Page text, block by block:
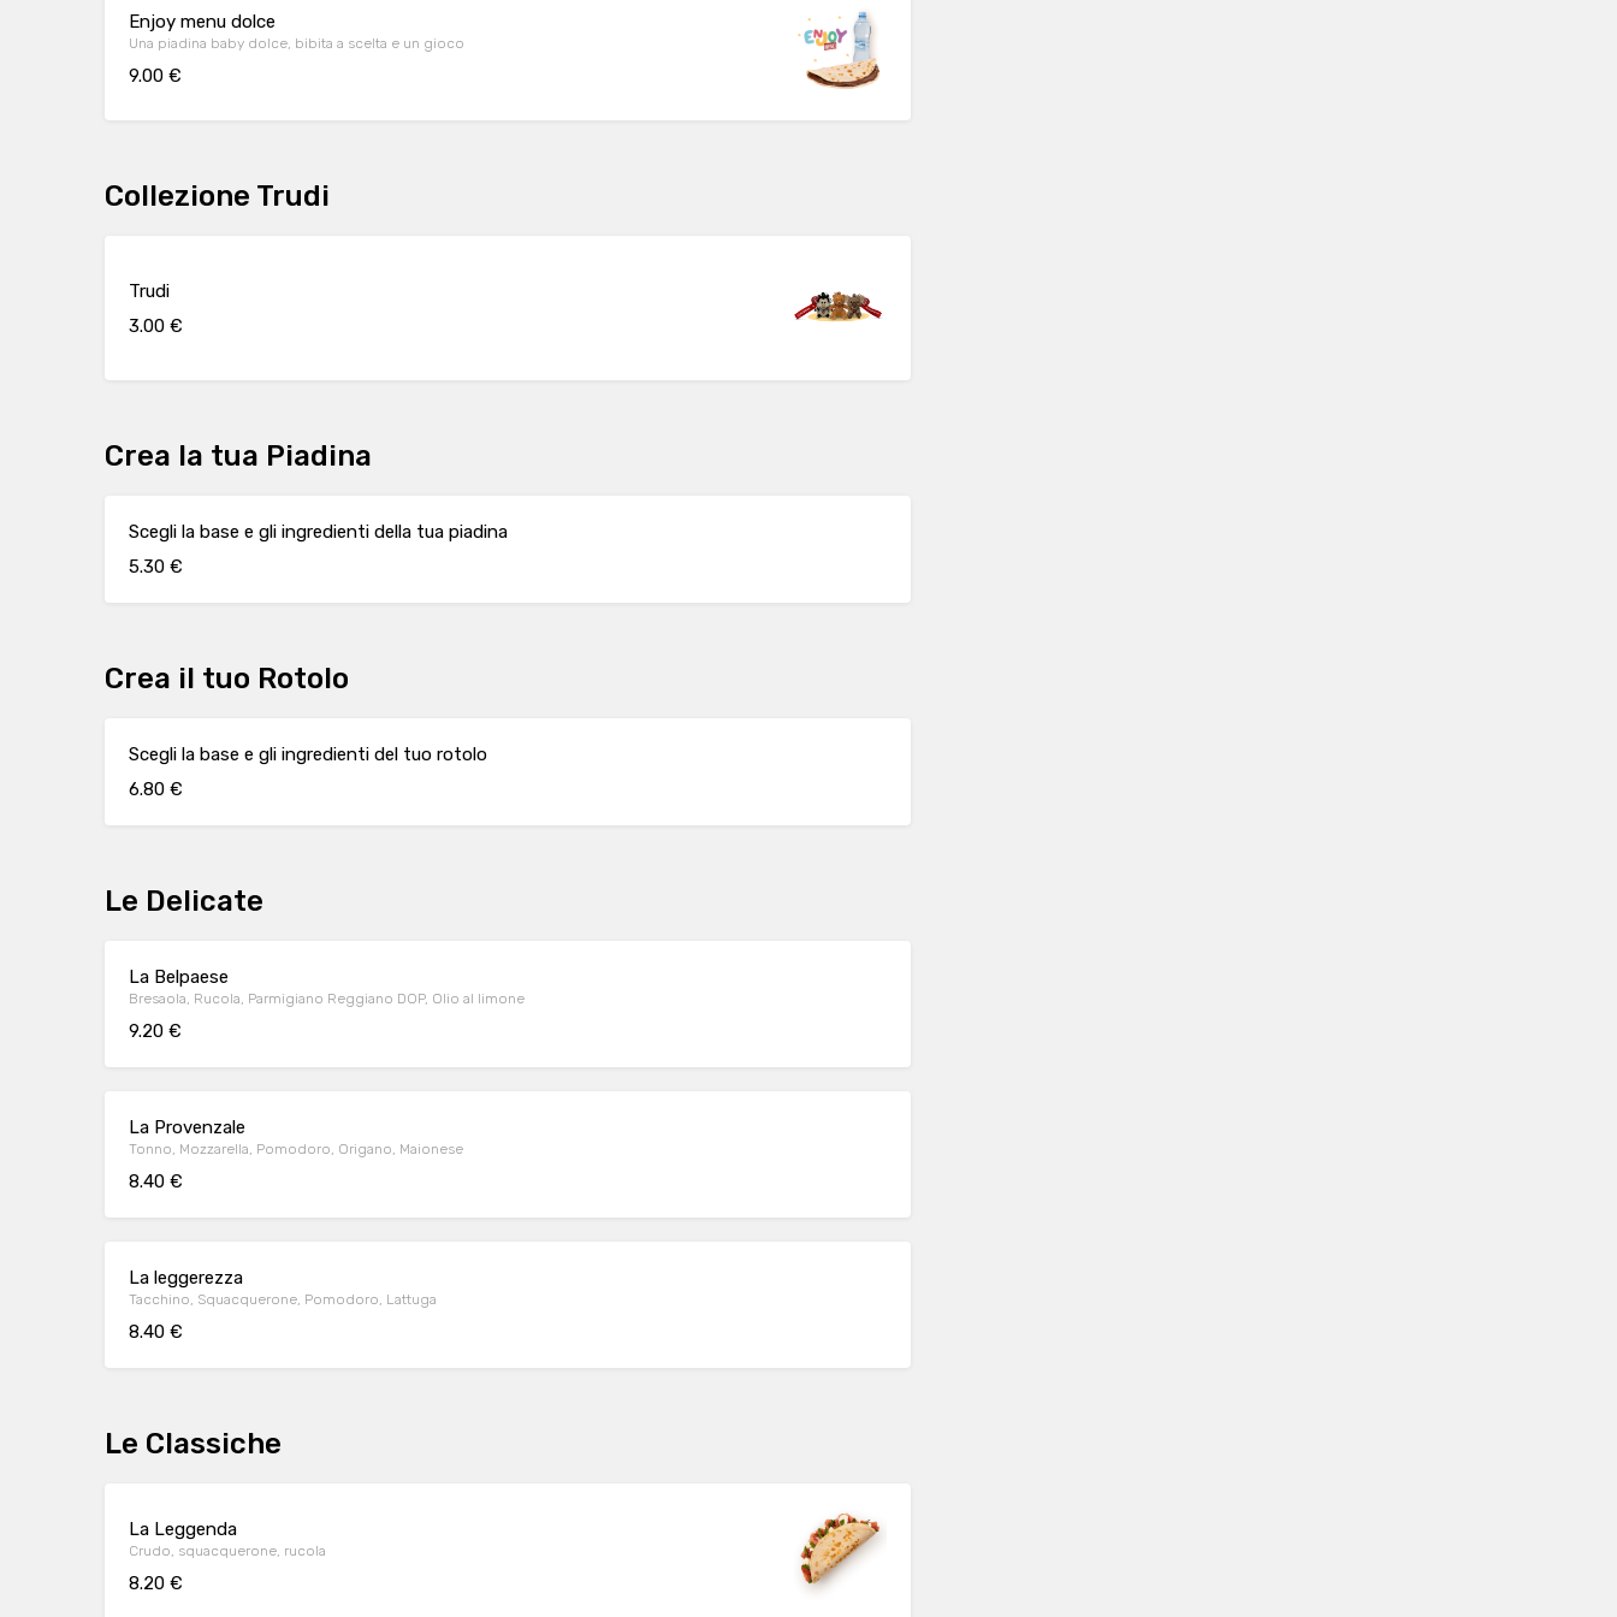
Enjoy menu dolce
Una piadina baby dolce, bibita a scelta e un gioco
9.00 €
Collezione Trudi
Trudi
3.00 €
Crea la tua Piadina
Scegli la base e gli ingredienti della tua piadina
5.30 €
Crea il tuo Rotolo
Scegli la base e gli ingredienti del tuo rotolo
6.80 €
Le Delicate
La Belpaese
Bresaola, Rucola, Parmigiano Reggiano DOP, Olio al limone
9.20 €
La Provenzale
Tonno, Mozzarella, Pomodoro, Origano, Maionese
8.40 €
La leggerezza
Tacchino, Squacquerone, Pomodoro, Lattuga
8.40 €
Le Classiche
La Leggenda
Crudo, squacquerone, rucola
8.20 €